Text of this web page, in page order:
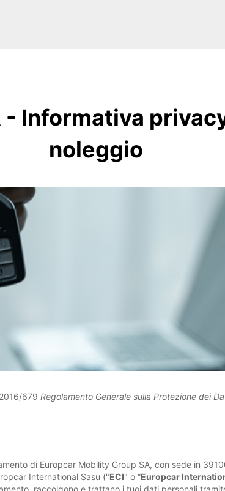
- Informativa
noleggio
679 Regolamento Generale sulla Protezione dei
di Europcar Mobility Group SA, con sede in
International Sasu ("ECI" o “Europcar
raccolgono e trattano i tuoi dati personali